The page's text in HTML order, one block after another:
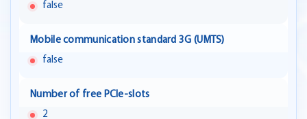
false
Mobile communication standard 3G (UMTS)
false
Number of free PCIe-slots
2